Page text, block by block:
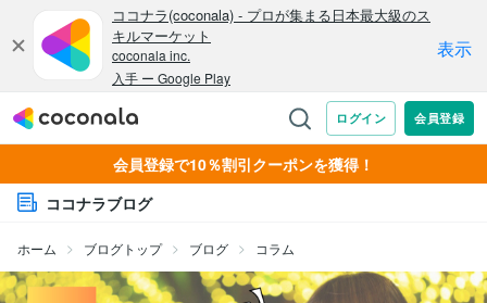
会員登録で10％割引クーポンを獲得！
ココナラブログ
ホーム ブログトップ ブログ コラム